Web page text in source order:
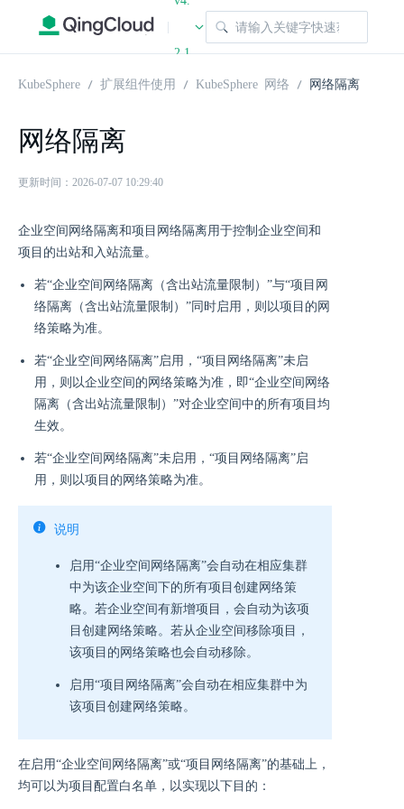
|
2.1
KubeSphere 扩展组件使用 KubeSphere 网络 网络隔离
网络隔离
更新时间：2026-07-07 10:29:40
企业空间网络隔离和项目网络隔离用于控制企业空间和
项目的出站和入站流量。
若“企业空间网络隔离（含出站流量限制）”与“项目网
络隔离（含出站流量限制）”同时启用，则以项目的网
络策略为准。
若“企业空间网络隔离”启用，“项目网络隔离”未启
用，则以企业空间的网络策略为准，即“企业空间网络
隔离（含出站流量限制）”对企业空间中的所有项目均
生效。
若“企业空间网络隔离”未启用，“项目网络隔离”启
用，则以项目的网络策略为准。
说明
启用“企业空间网络隔离”会自动在相应集群
中为该企业空间下的所有项目创建网络策
略。若企业空间有新增项目，会自动为该项
目创建网络策略。若从企业空间移除项目，
该项目的网络策略也会自动移除。
启用“项目网络隔离”会自动在相应集群中为
该项目创建网络策略。
在启用“企业空间网络隔离”或“项目网络隔离”的基础上，
均可以为项目配置白名单，以实现以下目的：